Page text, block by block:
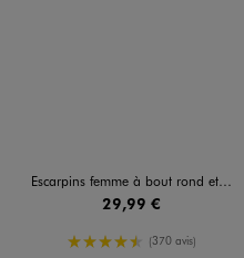
Escarpins femme à bout rond et talon large
29,99 €
4.5/5 de moyenne
(370 avis)